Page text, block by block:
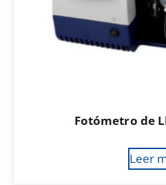
Fotómetro de
Leer